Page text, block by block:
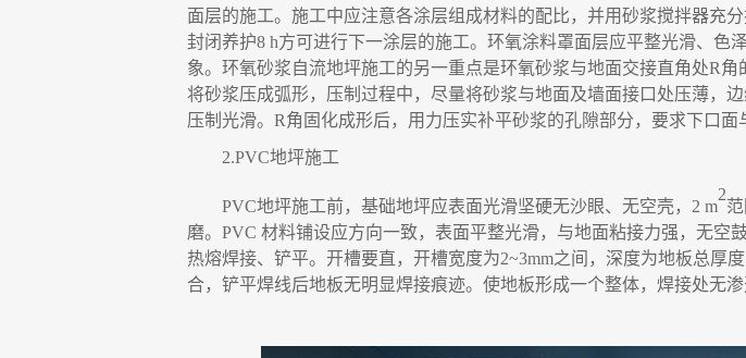
面层的施工。施工中应注意各涂层组成材料的配比 ， 并用砂浆搅拌器充
封闭养护8 h方可进行下一涂层的施工。环氧涂料罩面层应平整光滑、色
象。环氧砂浆自流地坪施工的另一重点是环氧砂浆与地面交接直角处R角
将砂浆压成弧形，压制过程中 ， 尽量将砂浆与地面及墙面接口处压薄，
压制光滑。 R角固化成形后， 用力压实补平砂浆的孔隙部分 ， 要求下口面
2.PVC地坪施工
PVC地坪施工前 ， 基础地坪应表面光滑坚硬无沙眼、无空壳 ， 2 m
2
磨。 PVC 材料铺设应方向一致， 表面平整光滑， 与地面粘接力强，无空
热熔焊接、铲平。开槽要直 ， 开槽宽度为2~3mm之间 ， 深度为地板总厚
合， 铲平焊线后地板无明显焊接痕迹。使地板形成一个整体， 焊接处无渗